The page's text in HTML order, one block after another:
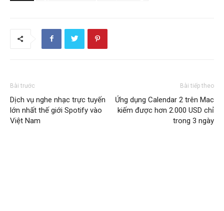
Bài trước
Dịch vụ nghe nhạc trực tuyến
lớn nhất thế giới Spotify vào
Việt Nam
Bài tiếp theo
Ứng dụng Calendar 2 trên Mac
kiếm được hơn 2.000 USD chỉ
trong 3 ngày